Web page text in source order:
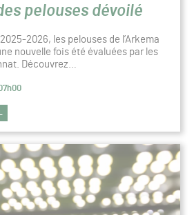
pelouses dévoilé
2026, les pelouses de l’Arkema
nouvelle fois été évaluées par les
Découvrez…